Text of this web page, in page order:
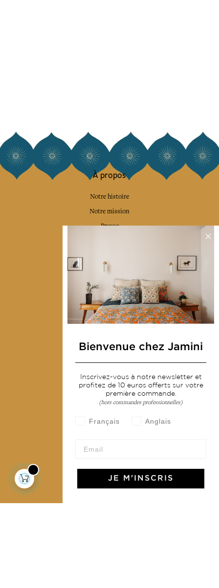
À propos
Notre histoire
Notre mission
Presse
Collections
Déco & Linge de maison
Linge de table
Sacs & pochettes
Services
Livraison & retour
CGV
L'Art de Vivre Jamini
L'art de vivre JAMINI raconté avec poésie et élégance
Bienvenue chez Jamini
Inscrivez-vous à notre newsletter et
profitez de 10 euros offerts sur votre
première commande.
(hors commandes professionnelles)
Français Anglais
JE M'INSCRIS